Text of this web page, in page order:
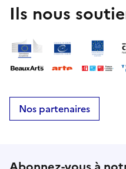
Ils nous
Nos partenaires